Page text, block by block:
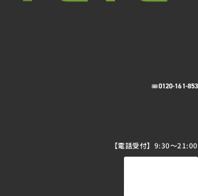
0120-161-853
【電話受付】9:30～21:00